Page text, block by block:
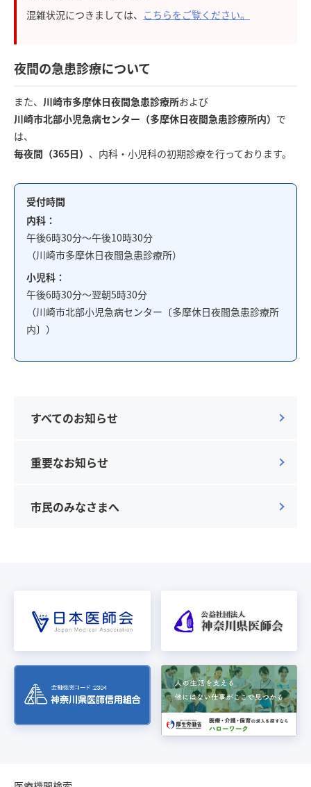
混雑状況につきましては、 こちらをご覧ください。
夜間の急患診療について
また、 川崎市多摩休日夜間急患診療所および
川崎市北部小児急病センター（多摩休日夜間急患診療所内） で
は、
毎夜間（365日） 、内科・小児科の初期診療を行っております。
受付時間
内科：
午後6時30分～午後10時30分
（川崎市多摩休日夜間急患診療所）
小児科：
午後6時30分～翌朝5時30分
（川崎市北部小児急病センター〔多摩休日夜間急患診療所
内〕）
すべてのお知らせ
重要なお知らせ
市民のみなさまへ